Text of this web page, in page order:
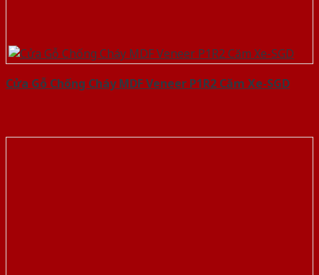
Cửa Gỗ Chống Cháy MDF Veneer P1R2 Căm Xe-SGD